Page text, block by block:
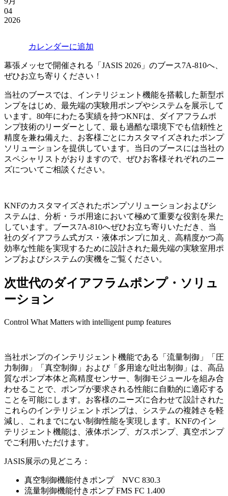
04
2026
カレンダーに追加
幕張メッセで開催される「JASIS 2026」のブース7A-810へ、
ぜひお立ち寄りください！
当社のブースでは、インテリジェント機能を搭載した新型ポ
ンプをはじめ、最先端の実験用ポンプやシステムを展示して
います。80年にわたる実績を持つKNFは、ダイアフラムポ
ンプ技術のリーダーとして、最も過酷な環境下でも信頼性と
精度を兼ね備えた、お客様ごとにカスタマイズされたポンプ
ソリューションを提供しています。当日のブースには当社の
スペシャリストがおりますので、ぜひお客様それぞれのニー
ズについてご相談ください。
KNFのカスタマイズされたポンプソリューションおよびシ
ステムは、分析・ラボ用途において極めて重要な役割を果た
しています。ブース7A-810へぜひお立ち寄りいただき、当
社のダイアフラム式ガス・液体ポンプに加え、高精度かつ高
効率な性能を実現するために設計された最先端の実験室用ポ
ンプおよびシステムの実機をご覧ください。
次世代のダイアフラムポンプ・ソリュ
ーション
Control What Matters with intelligent pump features
当社ポンプのインテリジェント機能である「流量制御」「圧
力制御」「真空制御」および「多用途な吐出制御」は、高品
質なポンプ本体と高精度センサー、制御モジュールを組み合
わせることで、ポンプが要求される性能に自動的に適応する
ことを可能にします。お客様のニーズに合わせて設計された
これらのインテリジェントポンプは、システムの複雑さを軽
減し、これまでにない制御性能を実現します。KNFのイン
テリジェント機能は、液体ポンプ、ガスポンプ、真空ポンプ
でご利用いただけます。
JASIS展示の見どころ：
真空制御機能付きポンプ NVC 830.3
流量制御機能付きポンプ FMS FC 1.400